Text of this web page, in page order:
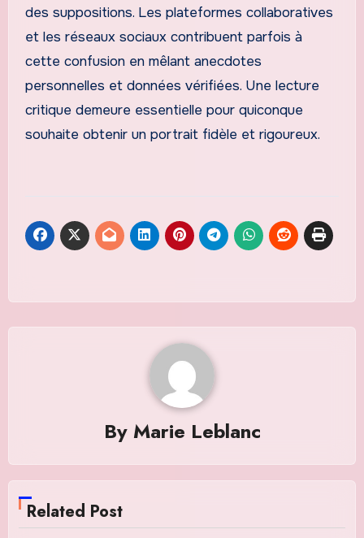
des suppositions. Les plateformes collaboratives
et les réseaux sociaux contribuent parfois à
cette confusion en mêlant anecdotes
personnelles et données vérifiées. Une lecture
critique demeure essentielle pour quiconque
souhaite obtenir un portrait fidèle et rigoureux.
By Marie Leblanc
Related Post